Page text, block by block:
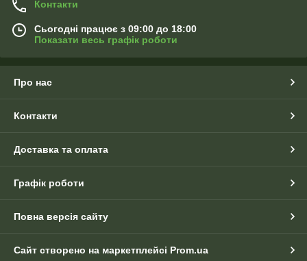
Контакти
Сьогодні працює з 09:00 до 18:00
Показати весь графік роботи
Про нас
Контакти
Доставка та оплата
Графік роботи
Повна версія сайту
Сайт створено на маркетплейсі Prom.ua